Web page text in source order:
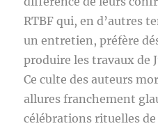
RTBF qui, en d’autres
un entretien, préfère
produire les travaux de
Ce culte des auteurs
allures franchement
célébrations rituelles de